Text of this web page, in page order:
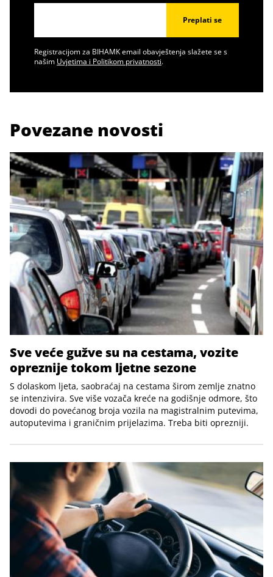
Preplati se
Registracijom za BIHAMK email obavještenja slažete se s
našim Uvjetima i Politikom privatnosti.
Povezane novosti
Sve veće gužve su na cestama, vozite
opreznije tokom ljetne sezone
S dolaskom ljeta, saobraćaj na cestama širom zemlje znatno
se intenzivira. Sve više vozača kreće na godišnje odmore, što
dovodi do povećanog broja vozila na magistralnim putevima,
autoputevima i graničnim prijelazima. Treba biti oprezniji.